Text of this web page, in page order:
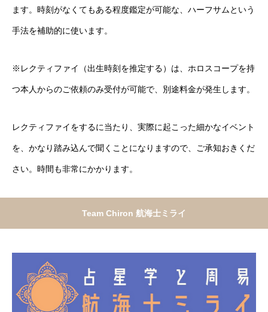
ます。時刻がなくてもある程度鑑定が可能な、ハーフサムという
手法を補助的に使います。
※レクティファイ（出生時刻を推定する）は、ホロスコープを持
つ本人からのご依頼のみ受付が可能で、別途料金が発生します。
レクティファイをするに当たり、実際に起こった細かなイベント
を、かなり踏み込んで聞くことになりますので、ご承知おきくだ
さい。時間も非常にかかります。
Team Chiron 航海士ミライ